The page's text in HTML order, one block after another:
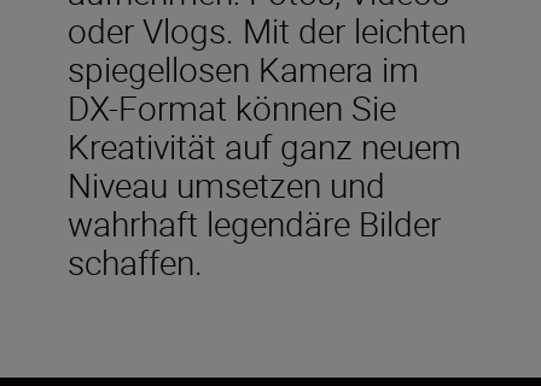
oder Vlogs. Mit der leichten
spiegellosen Kamera im
DX-Format können Sie
Kreativität auf ganz neuem
Niveau umsetzen und
wahrhaft legendäre Bilder
schaffen.